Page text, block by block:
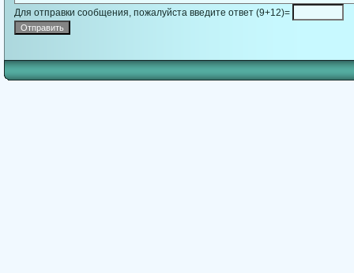
Для отправки сообщения, пожалуйста введите ответ (9+12)=